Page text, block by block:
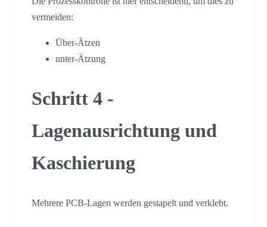
vermeiden:
Über-Ätzen
unter-Ätzung
Schritt 4 -
Lagenausrichtung und
Kaschierung
Mehrere PCB-Lagen werden gestapelt und verklebt.